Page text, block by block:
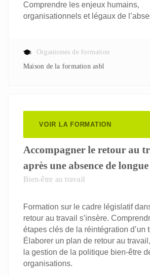
Comprendre les enjeux humains,
organisationnels et légaux de
Organismes de formation
Maison de la formation asbl
VOIR LA FORMATION
Accompagner le retour au
après une absence de
Bien-être au travail
Formation sur le cadre législatif
retour au travail s’insère.
étapes clés de la réintégration d’un
Élaborer un plan de retour au
la gestion de la politique bien-être
organisations.